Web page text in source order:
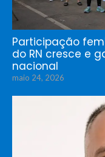
Participação
do RN cresce e
nacional
maio 24, 2026